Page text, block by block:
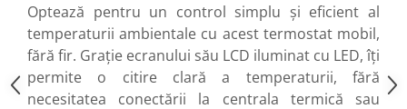
Optează pentru un control simplu și eficient al
temperaturii ambientale cu acest termostat mobil,
fără fir. Grație ecranului său LCD iluminat cu LED, îți
permite o citire clară a temperaturii, fără
necesitatea conectării la centrala termică sau